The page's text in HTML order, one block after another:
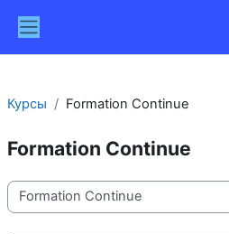
Курсы Formation Continue
Formation Continue
Категории курсов